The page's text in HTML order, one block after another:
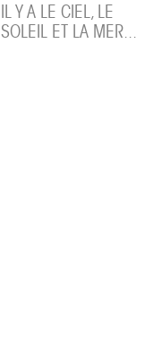
IL Y A LE CIEL, LE
SOLEIL ET LA MER...